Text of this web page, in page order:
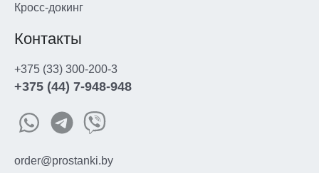
Кросс-докинг
Контакты
+375 (33) 300-200-3
+375 (44) 7-948-948
order@prostanki.by